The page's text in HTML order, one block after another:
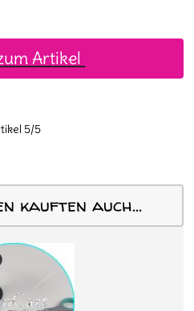
Artikel
5/5
kauften auch...